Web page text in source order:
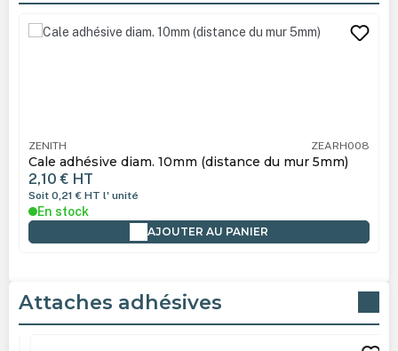
Ignorer la galerie de produits
ZENITH ZEARH008
Cale adhésive diam. 10mm (distance du mur 5mm)
2,10 € HT
Soit 0,21 € HT l' unité
En stock
AJOUTER AU PANIER
Attaches adhésives